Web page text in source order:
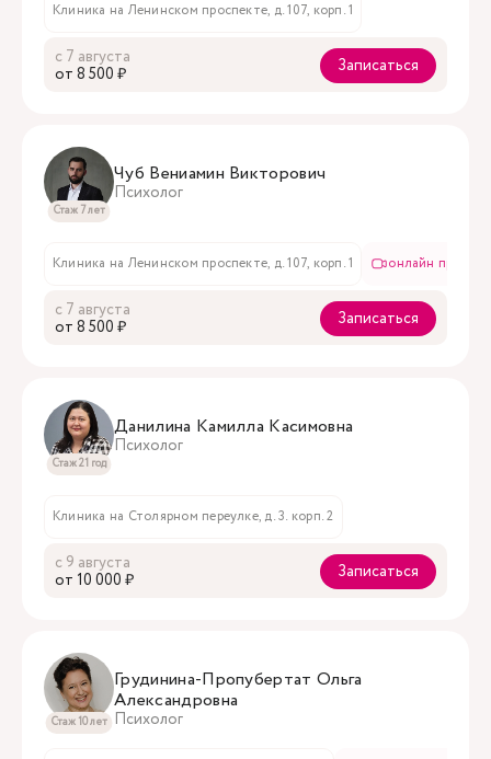
Клиника на Ленинском проспекте, д. 107, корп. 1
с 7 августа
oт 8 500 ₽
Записаться
Стаж 7 лет
Чуб Вениамин Викторович
Психолог
Клиника на Ленинском проспекте, д. 107, корп. 1 онлайн приём
с 7 августа
oт 8 500 ₽
Записаться
Стаж 21 год
Данилина Камилла Касимовна
Психолог
Клиника на Столярном переулке, д. 3. корп. 2
с 9 августа
oт 10 000 ₽
Записаться
Стаж 10 лет
Грудинина-Пропубертат Ольга
Александровна
Психолог